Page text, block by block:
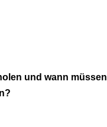
und wann müssen